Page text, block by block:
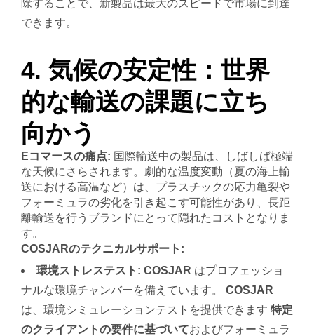
除することで、新製品は最大のスピードで市場に到達
できます。
4. 気候の安定性：世界
的な輸送の課題に立ち
向かう
Eコマースの痛点: 国際輸送中の製品は、しばしば極端
な天候にさらされます。劇的な温度変動（夏の海上輸
送における高温など）は、プラスチックの応力亀裂や
フォーミュラの劣化を引き起こす可能性があり、長距
離輸送を行うブランドにとって隠れたコストとなりま
す。
COSJARのテクニカルサポート:
環境ストレステスト: COSJAR はプロフェッショ
ナルな環境チャンバーを備えています。
COSJAR
は、環境シミュレーションテストを提供できます 特定
のクライアントの要件に基づいておよびフォーミュラ